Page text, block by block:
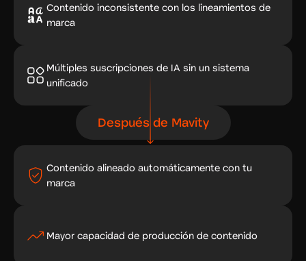
Contenido inconsistente con los lineamientos de
marca
Múltiples suscripciones de IA sin un sistema
unificado
Después de Mavity
Contenido alineado automáticamente con tu
marca
Mayor capacidad de producción de contenido